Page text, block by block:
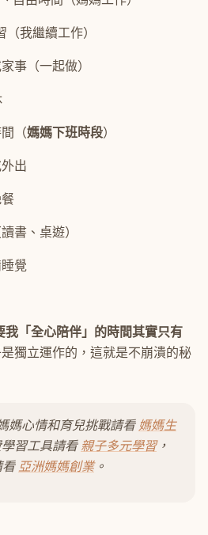
（我繼續工作）
事（一起做）
（媽媽下班時段）
出
書、桌遊）
覺
我「全心陪伴」的時間其實只有
是獨立運作的，這就是不崩潰的秘
媽心情和育兒挑戰請看 媽媽生
學習工具請看 親子多元學習，
看 亞洲媽媽創業。